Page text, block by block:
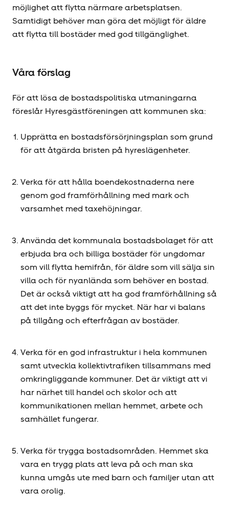
möjlighet att flytta närmare arbetsplatsen.
Samtidigt behöver man göra det möjligt för äldre
att flytta till bostäder med god tillgänglighet.
Våra förslag
För att lösa de bostadspolitiska utmaningarna
föreslår Hyresgäst­föreningen att kommunen ska:
Upprätta en bostadsförsörjningsplan som grund
för att åtgärda bristen på hyreslägenheter.
Verka för att hålla boendekostnaderna nere
genom god framförhållning med mark och
varsamhet med taxehöjningar.
Använda det kommunala bostadsbolaget för att
erbjuda bra och billiga bostäder för ungdomar
som vill flytta hemifrån, för äldre som vill sälja sin
villa och för nyanlända som behöver en bostad.
Det är också viktigt att ha god framförhållning så
att det inte byggs för mycket. När har vi balans
på tillgång och efterfrågan av bostäder.
Verka för en god infrastruktur i hela kommunen
samt utveckla kollektivtrafiken tillsammans med
omkringliggande kommuner. Det är viktigt att vi
har närhet till handel och skolor och att
kommunikationen mellan hemmet, arbete och
samhället fungerar.
Verka för trygga bostadsområden. Hemmet ska
vara en trygg plats att leva på och man ska
kunna umgås ute med barn och familjer utan att
vara orolig.